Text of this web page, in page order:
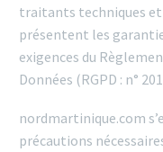
traitants techniques et
présentent les
exigences du
Données (RGPD : n°
nordmartinique.com
précautions